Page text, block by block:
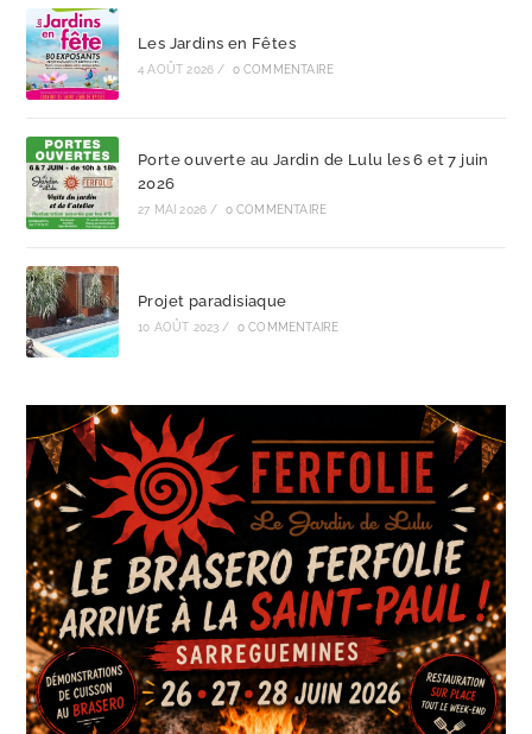
Les Jardins en Fêtes
4 AOÛT 2026 / 0 COMMENTAIRE
Porte ouverte au Jardin de Lulu les 6 et 7 juin
2026
27 MAI 2026 / 0 COMMENTAIRE
Projet paradisiaque
10 AOÛT 2023 / 0 COMMENTAIRE